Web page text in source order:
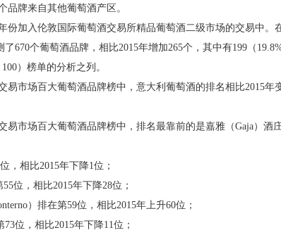
品牌来自其他葡萄酒产区。
加入伦敦国际葡萄酒交易所精品葡萄酒二级市场的交易中。
670个葡萄酒品牌，相比2015年增加265个，其中有199（
）榜单的分析之列。
市场百大葡萄酒品牌榜中，意大利葡萄酒的排名相比2015年
市场百大葡萄酒品牌榜中，排名最靠前的是嘉雅（Gaja）酒
相比2015年下降1位；
位，相比2015年下降28位；
）排在第59位，相比2015年上升60位；
位，相比2015年下降11位；